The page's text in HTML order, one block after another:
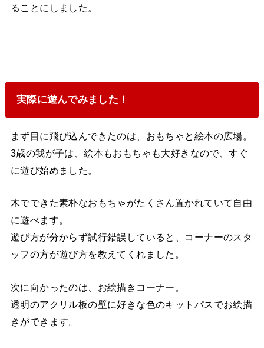
ることにしました。
実際に遊んでみました！
まず目に飛び込んできたのは、おもちゃと絵本の広場。
3歳の我が子は、絵本もおもちゃも大好きなので、すぐ
に遊び始めました。
木でできた素朴なおもちゃがたくさん置かれていて自由
に遊べます。
遊び方が分からず試行錯誤していると、コーナーのスタ
ッフの方が遊び方を教えてくれました。
次に向かったのは、お絵描きコーナー。
透明のアクリル板の壁に好きな色のキットパスでお絵描
きができます。